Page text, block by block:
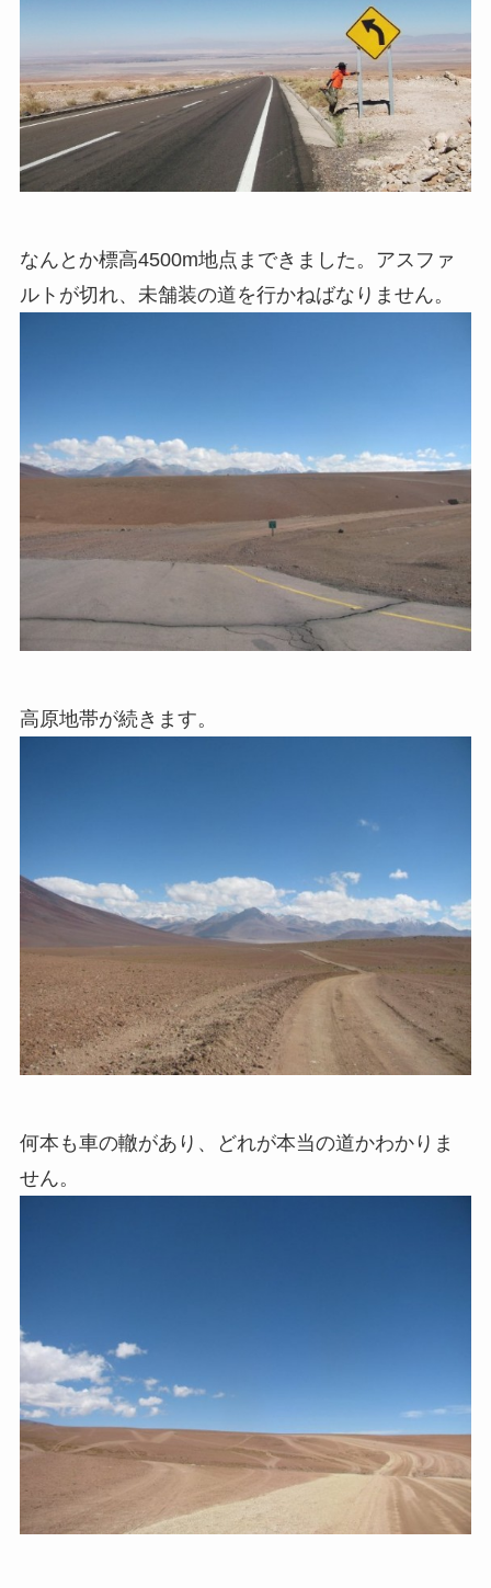
なんとか標高4500m地点まできました。アスファ
ルトが切れ、未舗装の道を行かねばなりません。
高原地帯が続きます。
何本も車の轍があり、どれが本当の道かわかりま
せん。